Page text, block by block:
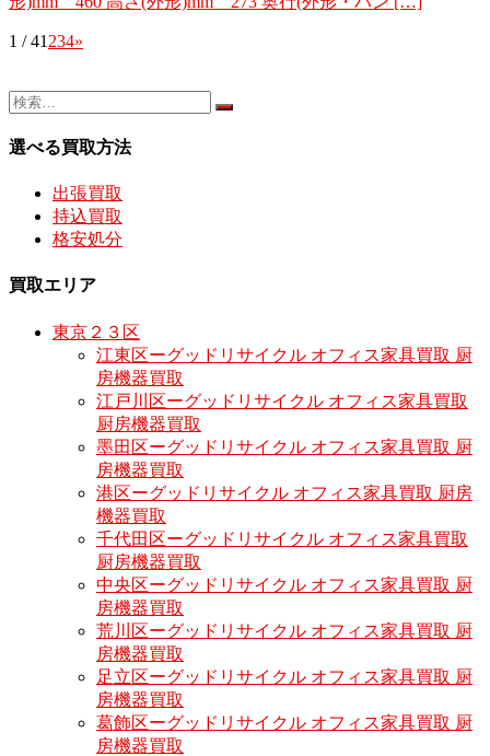
1 / 41 234»
選べる買取方法
出張買取
持込買取
格安処分
買取エリア
東京２３区
江東区ーグッドリサイクル オフィス家具買取 厨
房機器買取
江戸川区ーグッドリサイクル オフィス家具買取
厨房機器買取
墨田区ーグッドリサイクル オフィス家具買取 厨
房機器買取
港区ーグッドリサイクル オフィス家具買取 厨房
機器買取
千代田区ーグッドリサイクル オフィス家具買取
厨房機器買取
中央区ーグッドリサイクル オフィス家具買取 厨
房機器買取
荒川区ーグッドリサイクル オフィス家具買取 厨
房機器買取
足立区ーグッドリサイクル オフィス家具買取 厨
房機器買取
葛飾区ーグッドリサイクル オフィス家具買取 厨
房機器買取